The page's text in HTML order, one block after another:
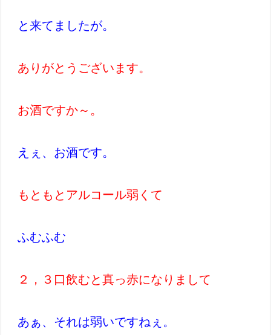
と来てましたが。
ありがとうございます。
お酒ですか～。
えぇ、お酒です。
もともとアルコール弱くて
ふむふむ
２，３口飲むと真っ赤になりまして
あぁ、それは弱いですねぇ。